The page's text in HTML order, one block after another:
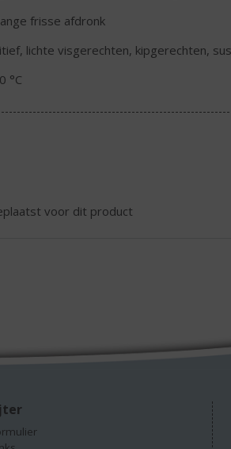
frisse afdronk
lichte visgerechten, kipgerechten,
°C
voor dit product